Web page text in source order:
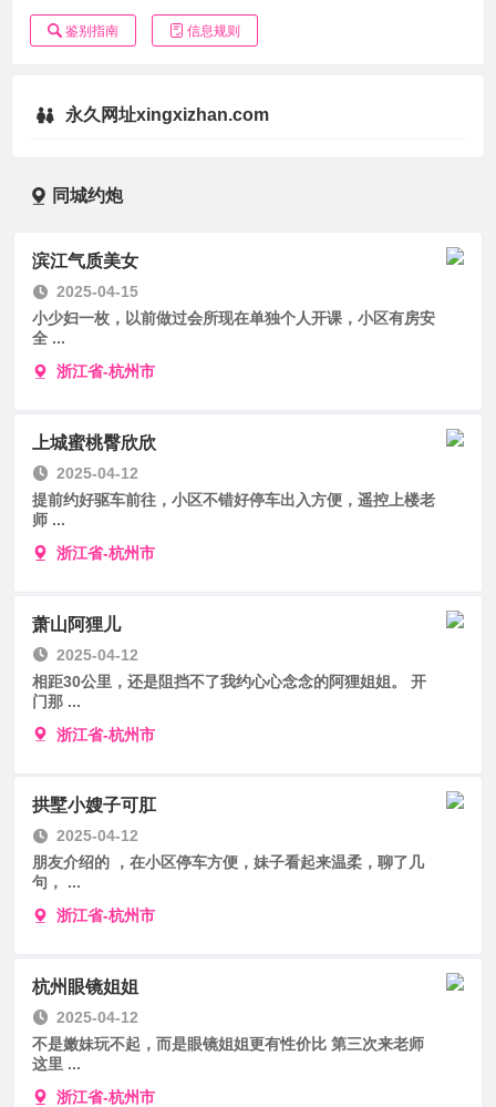
鉴别指南 信息规则
永久网址xingxizhan.com
同城约炮
滨江气质美女
2025-04-15
小少妇一枚，以前做过会所现在单独个人开课，小区有房安
全 ...
浙江省-杭州市
上城蜜桃臀欣欣
2025-04-12
提前约好驱车前往，小区不错好停车出入方便，遥控上楼老
师 ...
浙江省-杭州市
萧山阿狸儿
2025-04-12
相距30公里，还是阻挡不了我约心心念念的阿狸姐姐。 开
门那 ...
浙江省-杭州市
拱墅小嫂子可肛
2025-04-12
朋友介绍的 ，在小区停车方便，妹子看起来温柔，聊了几
句， ...
浙江省-杭州市
杭州眼镜姐姐
2025-04-12
不是嫩妹玩不起，而是眼镜姐姐更有性价比 第三次来老师
这里 ...
浙江省-杭州市